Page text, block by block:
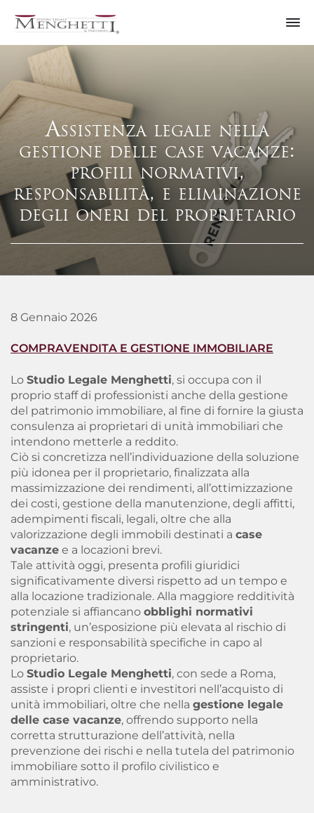
Assistenza legale nella
gestione delle case vacanze:
profili normativi,
responsabilità, e eliminazione
degli oneri del proprietario
8 Gennaio 2026
COMPRAVENDITA E GESTIONE IMMOBILIARE
Lo Studio Legale Menghetti, si occupa con il
proprio staff di professionisti anche della gestione
del patrimonio immobiliare, al fine di fornire la giusta
consulenza ai proprietari di unità immobiliari che
intendono metterle a reddito.
Ciò si concretizza nell’individuazione della soluzione
più idonea per il proprietario, finalizzata alla
massimizzazione dei rendimenti, all’ottimizzazione
dei costi, gestione della manutenzione, degli affitti,
adempimenti fiscali, legali, oltre che alla
valorizzazione degli immobili destinati a case
vacanze e a locazioni brevi.
Tale attività oggi, presenta profili giuridici
significativamente diversi rispetto ad un tempo e
alla locazione tradizionale. Alla maggiore redditività
potenziale si affiancano obblighi normativi
stringenti, un’esposizione più elevata al rischio di
sanzioni e responsabilità specifiche in capo al
proprietario.
Lo Studio Legale Menghetti, con sede a Roma,
assiste i propri clienti e investitori nell’acquisto di
unità immobiliari, oltre che nella gestione legale
delle case vacanze, offrendo supporto nella
corretta strutturazione dell’attività, nella
prevenzione dei rischi e nella tutela del patrimonio
immobiliare sotto il profilo civilistico e
amministrativo.